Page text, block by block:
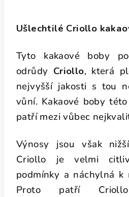
Ušlechtilé Criollo
Tyto kakaové boby
odrůdy Criollo, která
nejvyšší jakosti s tou
vůní. Kakaové boby
patří mezi vůbec
Výnosy jsou však
Criollo je velmi
podmínky a náchylná k
Proto patří